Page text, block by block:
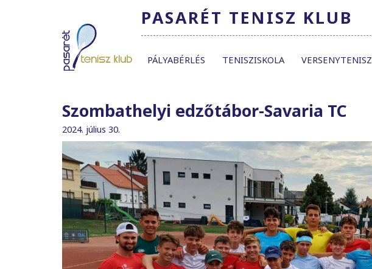
PASARÉT TENISZ KLUB
PÁLYABÉRLÉS TENISZISKOLA VERSENYTENISZ
Szombathelyi edzőtábor-Savaria TC
2024. július 30.